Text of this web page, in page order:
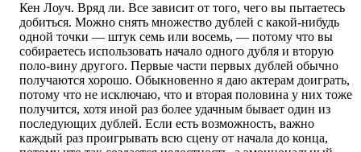
Кен Лоуч. Вряд ли. Все зависит от того, чего вы пытаетесь
добиться. Можно снять множество дублей с какой-нибудь
одной точки — штук семь или восемь, — потому что вы
собираетесь использовать начало одного дубля и вторую
поло-вину другого. Первые части первых дублей обычно
получаются хорошо. Обыкновенно я даю актерам доиграть,
потому что не исключаю, что и вторая половина у них тоже
получится, хотя иной раз более удачным бывает один из
последующих дублей. Если есть возможность, важно
каждый раз проигрывать всю сцену от начала до конца,